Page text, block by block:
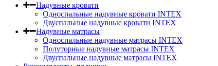
Надувные кровати
Односпальные надувные кровати INTEX
Двуспальные надувные кровати INTEX
Надувные матрасы
Односпальные надувные матрасы INTEX
Полуторные надувные матрасы INTEX
Двуспальные надувные матрасы INTEX